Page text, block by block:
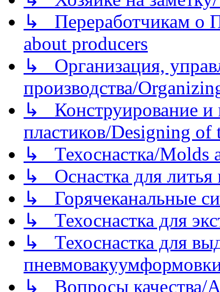
↳ Переработчикам о
about producers
↳ Организация,
производства/
↳ Конструирование и
пластиков/Designing of
↳ Техоснастка/Molds
↳ Оснастка для литья
↳ Горячеканальные
↳ Техоснастка для
↳ Техоснастка для
↳ Вопросы качества/